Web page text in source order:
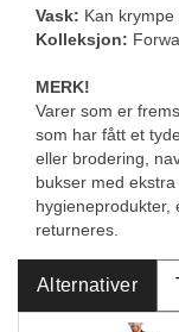
Vask: Kan krympe
Kolleksjon:
MERK!
Varer som er
som har fått et
eller brodering,
bukser med
hygieneprodukter,
returneres.
Alternativer